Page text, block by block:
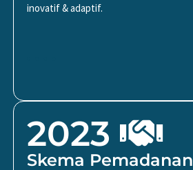
inovatif & adaptif.
2023
Skema Pemadanan